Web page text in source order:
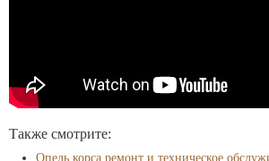
Также смотрите:
Опель корса ремонт и техническое